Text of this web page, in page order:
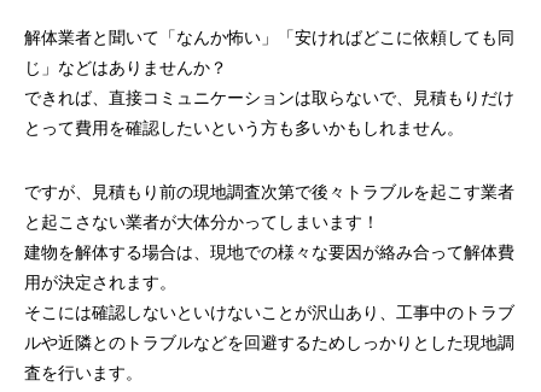
解体業者と聞いて「なんか怖い」「安ければどこに依頼しても同
じ」などはありませんか？
できれば、直接コミュニケーションは取らないで、見積もりだけ
とって費用を確認したいという方も多いかもしれません。
ですが、見積もり前の現地調査次第で後々トラブルを起こす業者
と起こさない業者が大体分かってしまいます！
建物を解体する場合は、現地での様々な要因が絡み合って解体費
用が決定されます。
そこには確認しないといけないことが沢山あり、工事中のトラブ
ルや近隣とのトラブルなどを回避するためしっかりとした現地調
査を行います。